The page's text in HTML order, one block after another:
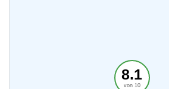
8.1
von 10